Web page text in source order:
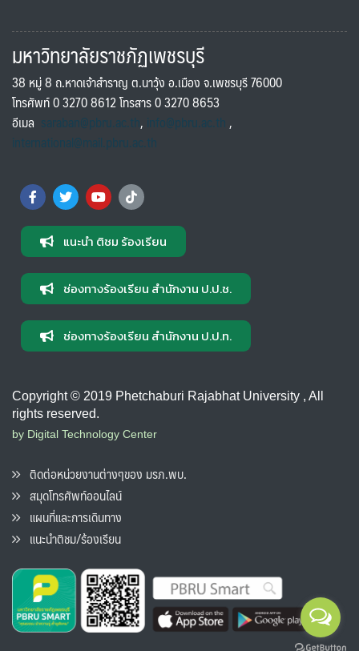
มหาวิทยาลัยราชภัฏเพชรบุรี
38 หมู่ 8 ถ.หาดเจ้าสำราญ ต.นาวุ้ง อ.เมือง จ.เพชรบุรี 76000
โทรศัพท์ 0 3270 8612 โทรสาร 0 3270 8653
อีเมล saraban@pbru.ac.th, info@pbru.ac.th,
international@mail.pbru.ac.th
แนะนำ ติชม ร้องเรียน
ช่องทางร้องเรียน สำนักงาน ป.ป.ช.
ช่องทางร้องเรียน สำนักงาน ป.ป.ท.
Copyright © 2019 Phetchaburi Rajabhat University , All
rights reserved.
by Digital Technology Center
ติดต่อหน่วยงานต่างๆของ มรภ.พบ.
สมุดโทรศัพท์ออนไลน์
แผนที่และการเดินทาง
แนะนำติชม/ร้องเรียน